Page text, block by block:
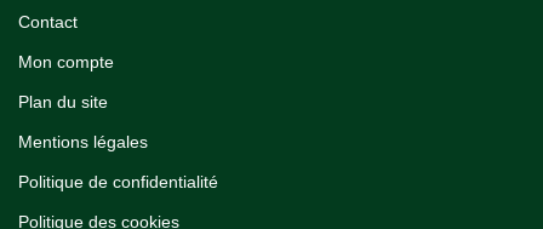
Contact
Mon compte
Plan du site
Mentions légales
Politique de confidentialité
Politique des cookies